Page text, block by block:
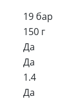
19 бар
150 г
Да
Да
1.4
Да